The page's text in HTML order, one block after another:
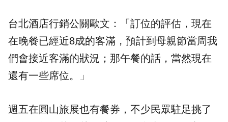
台北酒店行銷公關歐文：「訂位的評估，現在
在晚餐已經近8成的客滿，預計到母親節當周我
們會接近客滿的狀況；那午餐的話，當然現在
還有一些席位。」
週五在圓山旅展也有餐券 ，不少民眾駐足挑了